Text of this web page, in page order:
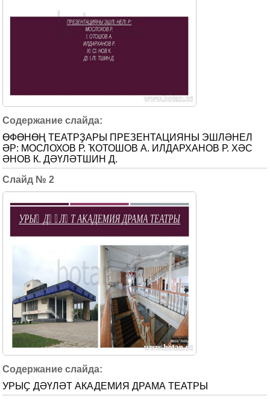
ӨФӨНӨҢ ТЕАТРҘАРЫ ПРЕЗЕНТАЦИЯНЫ ЭШЛӘНЕЛ
ӘР: МОСЛОХОВ Р. ҠОТОШОВ А. ИЛДАРХАНОВ Р. ХӘС
ӘНОВ К. ДӘҮЛӘТШИН Д.
2
УРЫҪ ДӘҮЛӘТ АКАДЕМИЯ ДРАМА ТЕАТРЫ